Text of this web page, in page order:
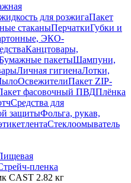
для розжигаПакет
стаканыПерчаткиГубки и
ЭКО-
Канцтовары,
пакетыШампуни,
Личная гигиенаЛотки,
ОсвежителиПакет ZIP-
фасовочный ПВДПлёнка
Средства для
защитыФольга, рукав,
Стеклоомыватель
пленка
CAST 2.82 кг